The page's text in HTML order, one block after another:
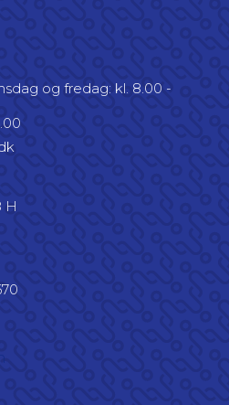
og fredag: kl. 8.00 -
H